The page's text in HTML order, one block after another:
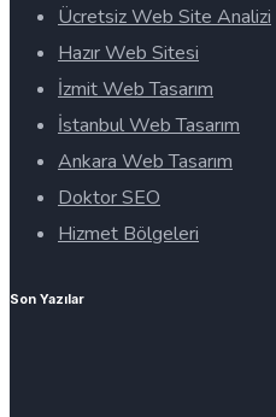
Ücretsiz Web Site Analizi
Hazır Web Sitesi
İzmit Web Tasarım
İstanbul Web Tasarım
Ankara Web Tasarım
Doktor SEO
Hizmet Bölgeleri
Son Yazılar